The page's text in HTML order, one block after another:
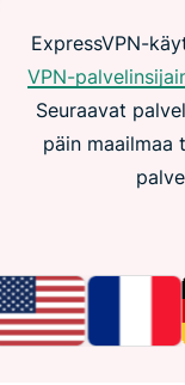
ExpressVPN-
VPN-
Seuraavat
päin maailmaa